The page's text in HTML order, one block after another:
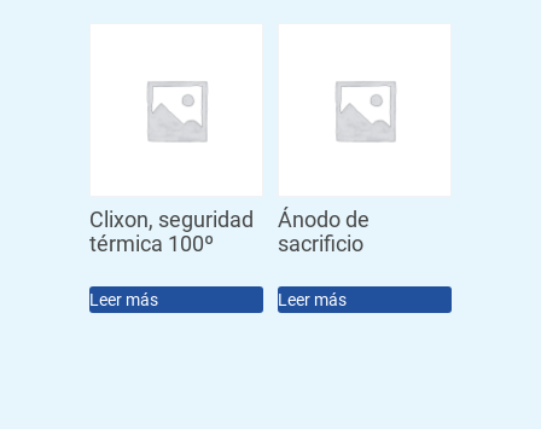
Clixon, seguridad
térmica 100º
Leer más
Ánodo de
sacrificio
Leer más